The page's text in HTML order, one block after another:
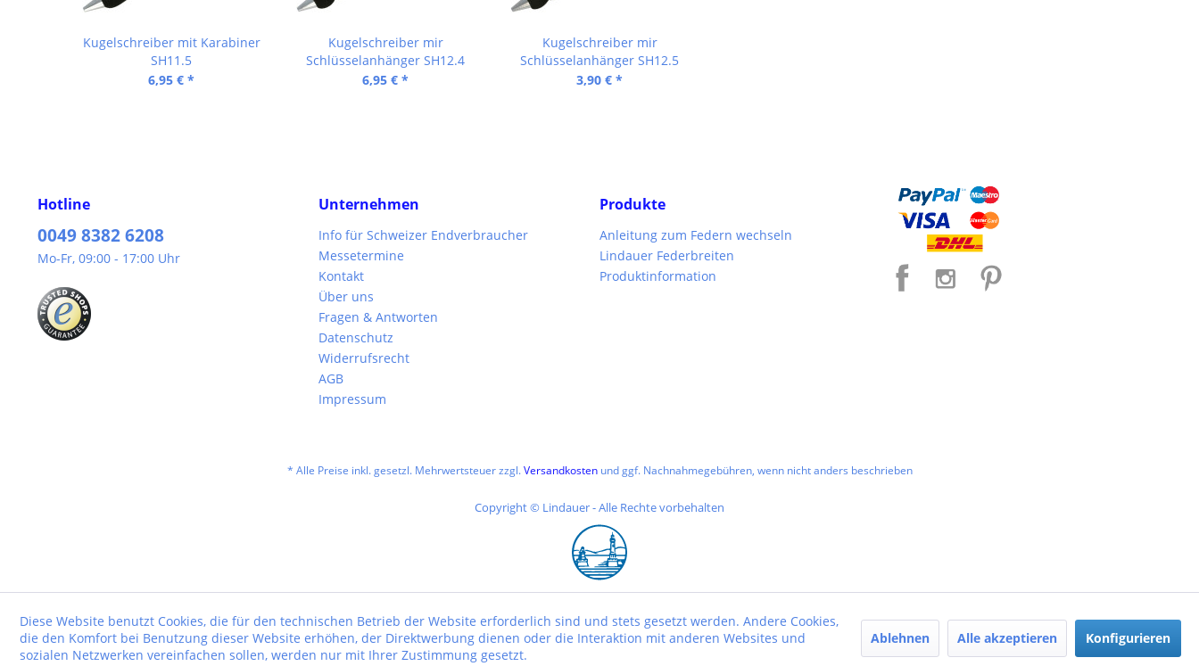
Kugelschreiber mit Karabiner
SH11.5
6,95 € *
Kugelschreiber mir
Schlüsselanhänger SH12.4
6,95 € *
Kugelschreiber mir
Schlüsselanhänger SH12.5
3,90 € *
Hotline
0049 8382 6208
Mo-Fr, 09:00 - 17:00 Uhr
Unternehmen
Info für Schweizer Endverbraucher
Messetermine
Kontakt
Über uns
Fragen & Antworten
Datenschutz
Widerrufsrecht
AGB
Impressum
Produkte
Anleitung zum Federn wechseln
Lindauer Federbreiten
Produktinformation
* Alle Preise inkl. gesetzl. Mehrwertsteuer zzgl.Versandkostenund ggf. Nachnahmegebühren, wenn nicht anders beschrieben
Copyright © Lindauer - Alle Rechte vorbehalten
Diese Website benutzt Cookies, die für den technischen Betrieb der Website erforderlich sind und stets gesetzt werden. Andere Cookies,
die den Komfort bei Benutzung dieser Website erhöhen, der Direktwerbung dienen oder die Interaktion mit anderen Websites und
sozialen Netzwerken vereinfachen sollen, werden nur mit Ihrer Zustimmung gesetzt.
Ablehnen Alle akzeptieren Konfigurieren